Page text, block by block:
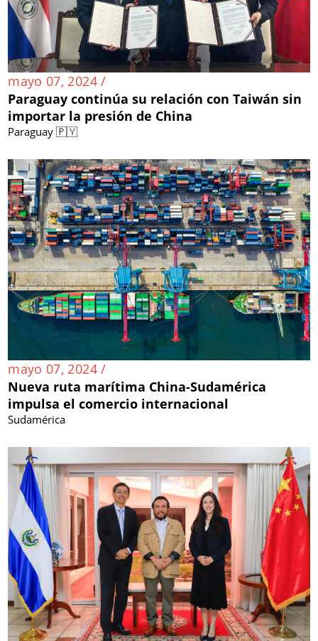
mayo 07, 2024 /
Paraguay continúa su relación con Taiwán sin
importar la presión de China
Paraguay 🇵🇾
mayo 07, 2024 /
Nueva ruta marítima China-Sudamérica
impulsa el comercio internacional
Sudamérica